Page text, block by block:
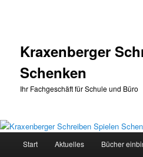
Kraxenberger
Schenken
Ihr Fachgeschäft für Schule und Büro
Start Aktuelles Bücher